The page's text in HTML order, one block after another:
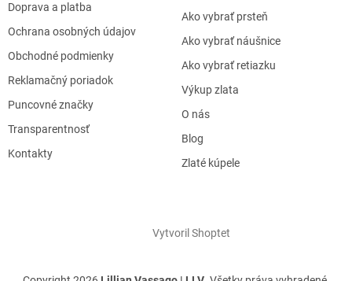
Doprava a platba
Ochrana osobných údajov
Obchodné podmienky
Reklamačný poriadok
Puncovné značky
Transparentnosť
Kontakty
Ako vybrať prsteň
Ako vybrať náušnice
Ako vybrať retiazku
Výkup zlata
O nás
Blog
Zlaté kúpele
Vytvoril Shoptet